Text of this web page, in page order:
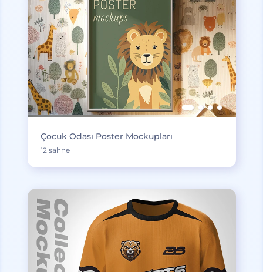
Çocuk Odası Poster Mockupları
12 sahne